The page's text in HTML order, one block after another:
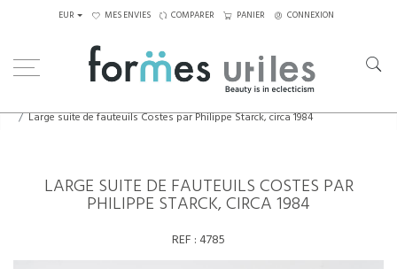
EUR MES ENVIES COMPARER PANIER CONNEXION
Large suite de fauteuils Costes par Philippe Starck, circa 1984
LARGE SUITE DE FAUTEUILS COSTES PAR
PHILIPPE STARCK, CIRCA 1984
REF :4785